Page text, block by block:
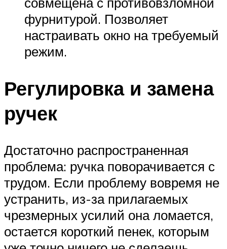
фурнитурой. Позволяет
настраивать окно на требуемый
режим.
Регулировка и замена
ручек
Достаточно распространенная
проблема: ручка поворачивается с
трудом. Если проблему вовремя не
устранить, из-за прилагаемых
чрезмерных усилий она ломается,
остается короткий пенек, которым